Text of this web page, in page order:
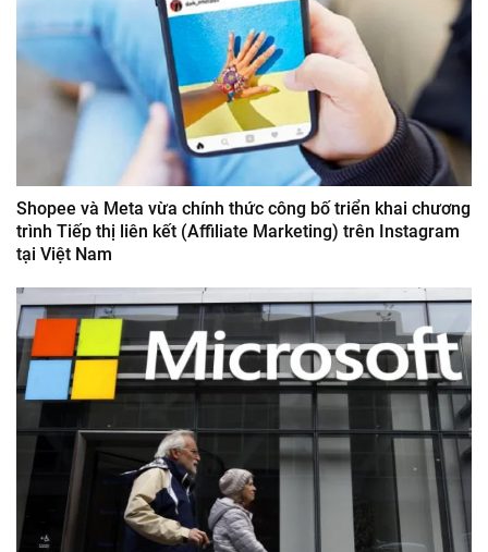
Shopee và Meta vừa chính thức công bố triển khai chương
trình Tiếp thị liên kết (Affiliate Marketing) trên Instagram
tại Việt Nam